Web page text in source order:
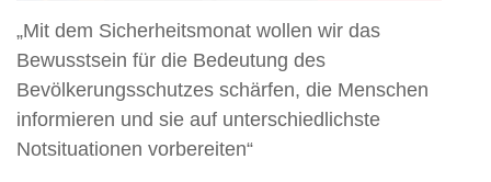
„Mit dem Sicherheitsmonat wollen wir das
Bewusstsein für die Bedeutung des
Bevölkerungsschutzes schärfen, die Menschen
informieren und sie auf unterschiedlichste
Notsituationen vorbereiten“